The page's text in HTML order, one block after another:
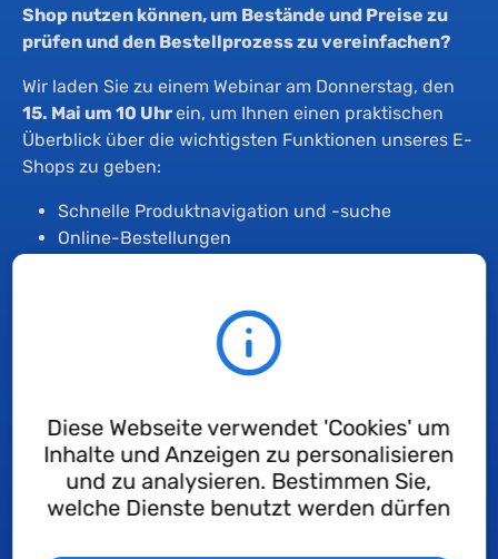
Shop nutzen können, um Bestände und Preise zu
prüfen und den Bestellprozess zu vereinfachen?
Wir laden Sie zu einem Webinar am Donnerstag, den
15. Mai um 10 Uhrein, um Ihnen einen praktischen
Überblick über die wichtigsten Funktionen unseres E-
Shops zu geben:
Schnelle Produktnavigation und -suche
Online-Bestellungen
Dieses kurze Webinar (30 Minuten) bietet Ihnen auch
die Möglichkeit, Ihre Fragen live zu
angemeldet haben, erhalten Sie alle Informationen,
um sich über Teams zu verbinden.
Diese Webseite verwendet 'Cookies' um
Inhalte und Anzeigen zu personalisieren
und zu analysieren. Bestimmen Sie,
welche Dienste benutzt werden dürfen